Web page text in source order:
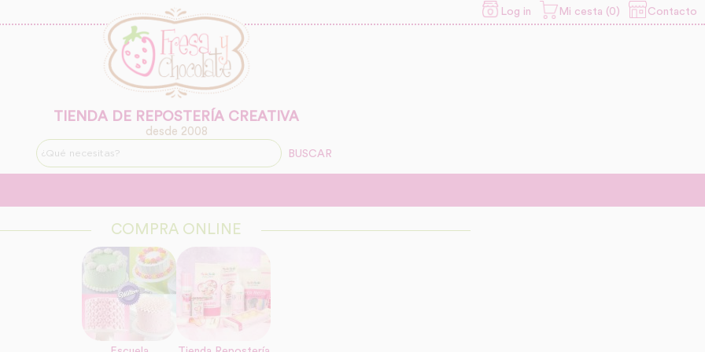
Log in Mi cesta (0) Contacto
TIENDA DE REPOSTERÍA CREATIVA
desde 2008
BUSCAR
COMPRA ONLINE